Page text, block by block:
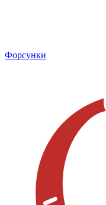
Форсунки